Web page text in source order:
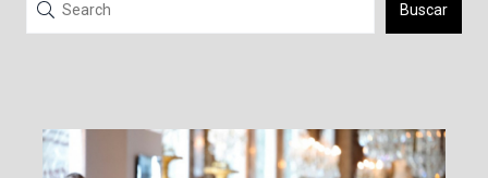
Buscar